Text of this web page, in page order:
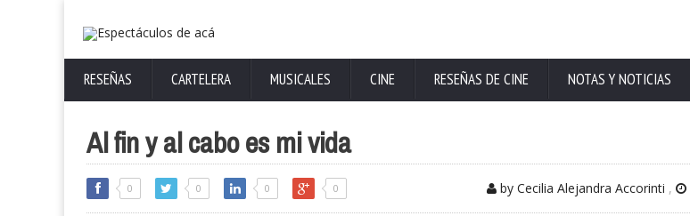
RESEÑAS CARTELERA MUSICALES CINE RESEÑAS DE CINE NOTAS Y NOTICIAS
Al fin y al cabo es mi vida
0 0 0 0 by Cecilia Alejandra Accorinti ,